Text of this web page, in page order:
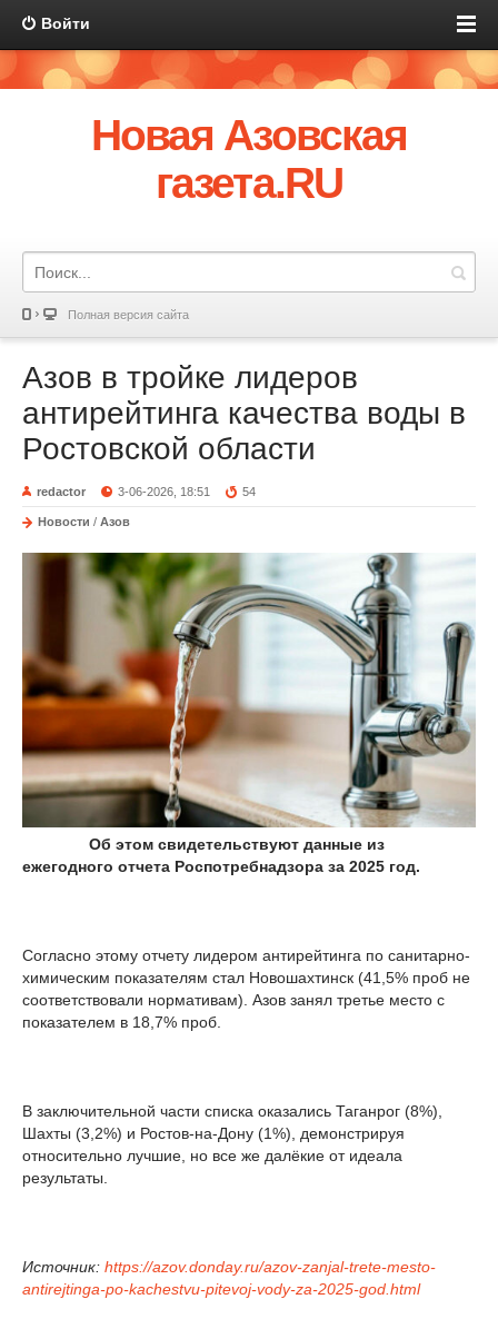
Войти
Новая Азовская
газета.RU
Полная версия сайта
Азов в тройке лидеров
антирейтинга качества воды в
Ростовской области
redactor 3-06-2026, 18:51 54
Новости / Азов
Об этом свидетельствуют данные из
ежегодного отчета Роспотребнадзора за 2025 год.
Согласно этому отчету лидером антирейтинга по санитарно-
химическим показателям стал Новошахтинск (41,5% проб не
соответствовали нормативам). Азов занял третье место с
показателем в 18,7% проб.
В заключительной части списка оказались Таганрог (8%),
Шахты (3,2%) и Ростов-на-Дону (1%), демонстрируя
относительно лучшие, но все же далёкие от идеала
результаты.
Источник: https://azov.donday.ru/azov-zanjal-trete-mesto-
antirejtinga-po-kachestvu-pitevoj-vody-za-2025-god.html